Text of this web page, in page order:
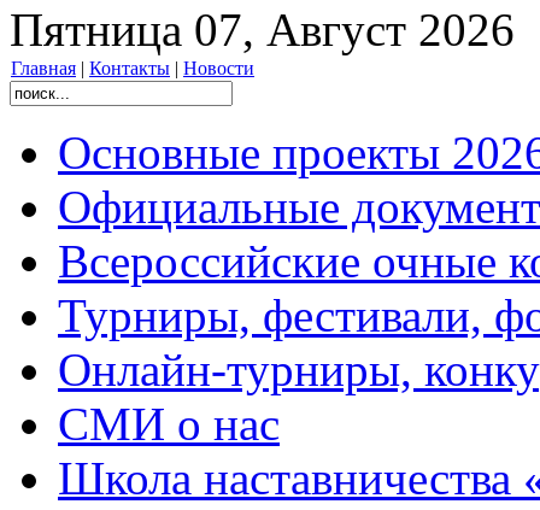
Пятница 07, Август 2026
Главная | Контакты | Новости
Основные проекты
Официальные
Всероссийские очные
Турниры, фестивали,
Онлайн-турниры,
СМИ о нас
Школа